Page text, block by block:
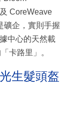
CoreWeave
礦企，實則手握
中心的天然載
卡路里」。
生髮頭盔